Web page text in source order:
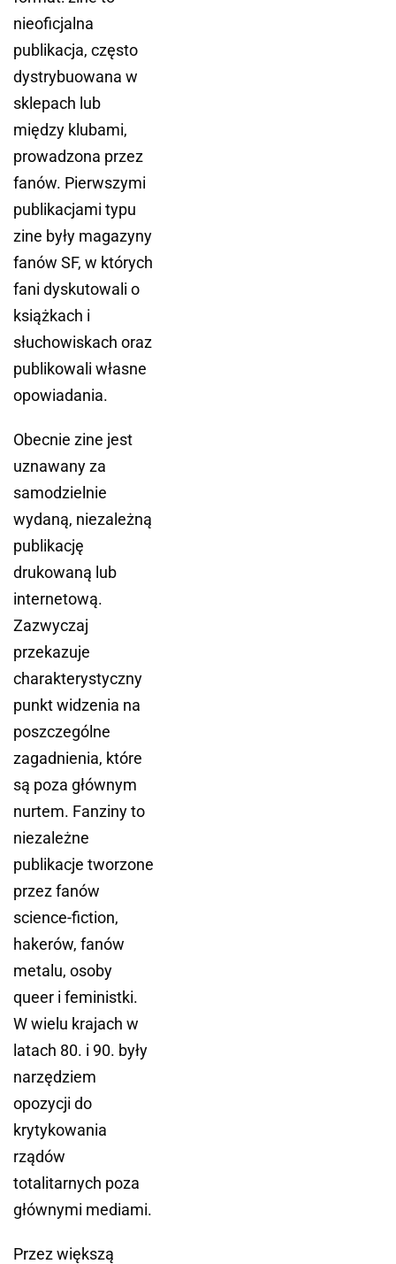
nieoficjalna
publikacja, często
dystrybuowana w
sklepach lub
między klubami,
prowadzona przez
fanów. Pierwszymi
publikacjami typu
zine były magazyny
fanów SF, w których
fani dyskutowali o
książkach i
słuchowiskach oraz
publikowali własne
opowiadania.
Obecnie zine jest
uznawany za
samodzielnie
wydaną, niezależną
publikację
drukowaną lub
internetową.
Zazwyczaj
przekazuje
charakterystyczny
punkt widzenia na
poszczególne
zagadnienia, które
są poza głównym
nurtem. Fanziny to
niezależne
publikacje tworzone
przez fanów
science-fiction,
hakerów, fanów
metalu, osoby
queer i feministki.
W wielu krajach w
latach 80. i 90. były
narzędziem
opozycji do
krytykowania
rządów
totalitarnych poza
głównymi mediami.
Przez większą